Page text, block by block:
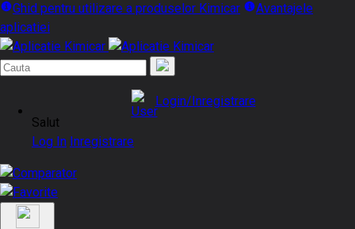
Ghid pentru utilizare a produselor Kimicar
Avantajele
aplicatiei
Login/Inregistrare
Salut
Log In Inregistrare